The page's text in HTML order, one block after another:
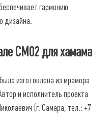
гармонию
дизайна.
СМ02 для хамама
изготовлена из мрамора
и исполнитель проекта
(г. Самара, тел.: +7